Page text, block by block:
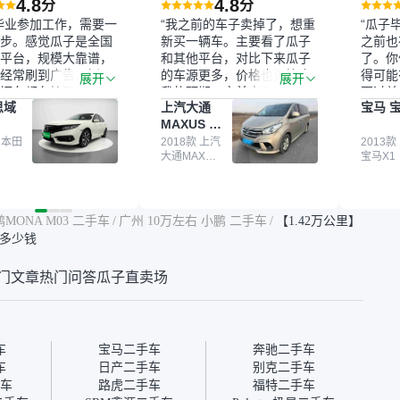
4.8分
业参加工作，需要一
。感觉瓜子是全国
台，规模大靠谱，
常刷到广告，挺火
车都有检测报告，
很放心。去外面买
家一张嘴，不敢
了本田思域，白
次数少，公里数符
价贵点也正常，毕
。其他平台上很多
三方检测报告，不
买个放心。从个人
展开
域
田
4.8分
“我之前的车子卖掉了，想重
新买一辆车。主要看了瓜子
和其他平台，对比下来瓜子
的车源更多，价格也更符合
我的预期。之前卖车来过瓜
子，虽然价格没谈成，但
APP一直留着。瓜子毕竟是
大平台，整体印象还好。我
最终买了一台上汽大通，18
期，这一点很便捷，其他平
心的额外价值。虽然我砍过
为瓜子有质保，车子出小毛
病维修更有保障。”
展开
上汽大通
MAXUS 大
通G10
2018款 上汽
大通MAXUS
“瓜子
之前
了。
得可
更过
来再
它的
适。
宝马
2013款
宝马X1
MONA M03 二手车 / 广州 10万左右 小鹏 二手车 /
【1.42万公里】
少钱
文章热门问答瓜子直卖场
宝马二手车
奔驰二手车
日产二手车
别克二手车
路虎二手车
福特二手车